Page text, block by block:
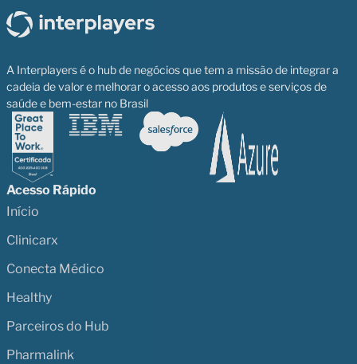
A Interplayers é o hub de negócios que tem a missão de integrar a
cadeia de valor e melhorar o acesso aos produtos e serviços de
saúde e bem-estar no Brasil
Acesso Rápido
Início
Clinicarx
Conecta Médico
Healthy
Parceiros do Hub
Pharmalink